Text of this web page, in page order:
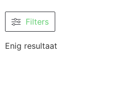
Filters
Enig resultaat